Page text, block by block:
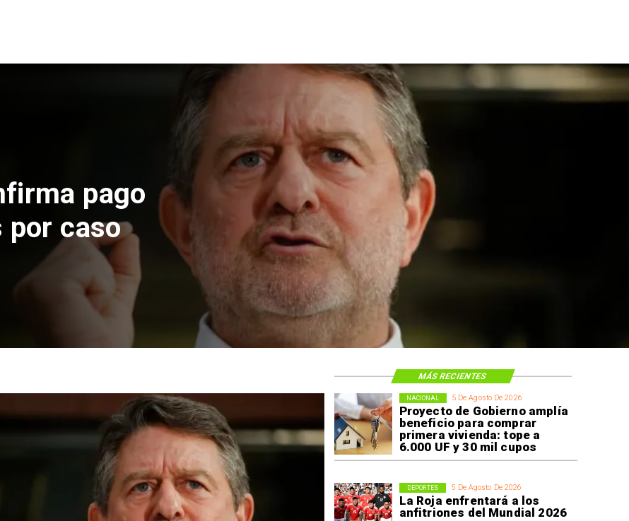
Codelco suspende construcción
de Andes Norte en El Teniente
por riesgos sísmicos
5 De Agosto De 2026
Proyecto de Gobierno amplía
beneficio para comprar
primera vivienda: tope a
6.000 UF y 30 mil cupos
NACIONAL
5 De Agosto De 2026
La Roja enfrentará a los
anfitriones del Mundial 2026
DEPORTES
MÁS RECIENTES